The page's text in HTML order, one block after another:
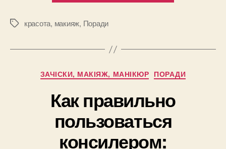
1
важные
Позначки
красота, макияж, Поради
Категорії
ЗАЧІСКИ, МАКІЯЖ, МАНІКЮР ПОРАДИ
Как правильно
пользоваться
консилером: